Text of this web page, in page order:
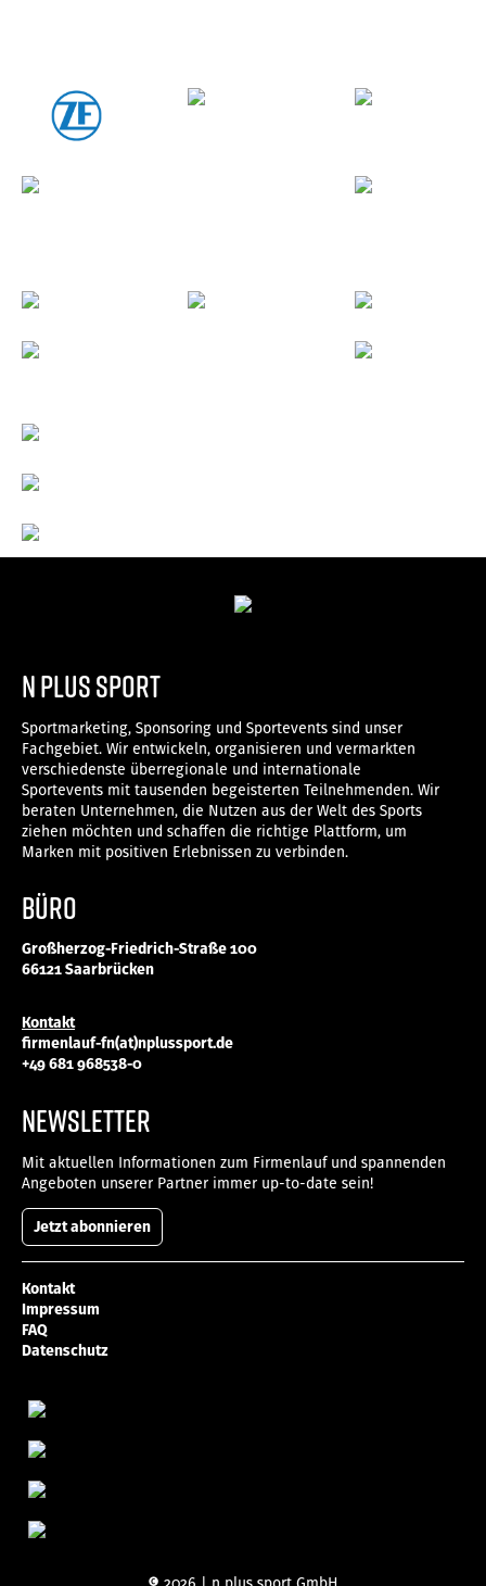
n plus sport
Sportmarketing, Sponsoring und Sportevents sind unser
Fachgebiet. Wir entwickeln, organisieren und vermarkten
verschiedenste überregionale und internationale
Sportevents mit tausenden begeisterten Teilnehmenden. Wir
beraten Unternehmen, die Nutzen aus der Welt des Sports
ziehen möchten und schaffen die richtige Plattform, um
Marken mit positiven Erlebnissen zu verbinden.
Büro
Großherzog-Friedrich-Straße 100
66121 Saarbrücken
Kontakt
firmenlauf-fn(at)nplussport.de
+49 681 968538-0
NEWSLETTER
Mit aktuellen Informationen zum Firmenlauf und spannenden
Angeboten unserer Partner immer up-to-date sein!
Jetzt abonnieren
Kontakt
Impressum
FAQ
Datenschutz
© 2026 | n plus sport GmbH